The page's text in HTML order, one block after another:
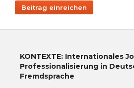
Beitrag einreichen
KONTEXTE: Internationales
Professionalisierung in
Fremdsprache